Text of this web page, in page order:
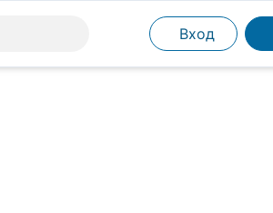
Вход